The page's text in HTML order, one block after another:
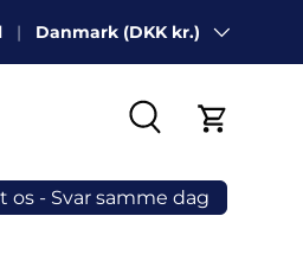
Land/Region
Danmark (DKK kr.)
Søg
os - Svar samme dag